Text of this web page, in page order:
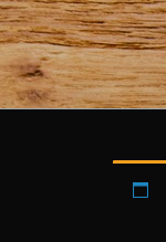
Skip
to
content